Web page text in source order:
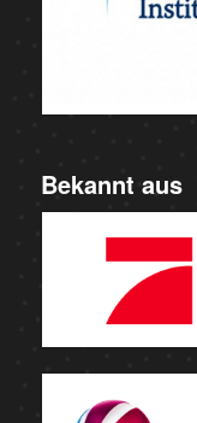
Bekannt aus